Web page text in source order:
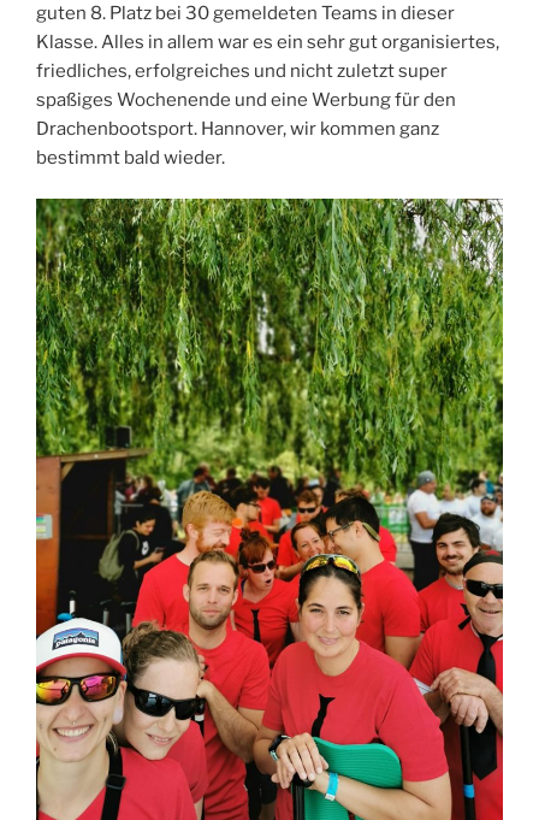
guten 8. Platz bei 30 gemeldeten Teams in dieser
Klasse. Alles in allem war es ein sehr gut organisiertes,
friedliches, erfolgreiches und nicht zuletzt super
spaßiges Wochenende und eine Werbung für den
Drachenbootsport. Hannover, wir kommen ganz
bestimmt bald wieder.